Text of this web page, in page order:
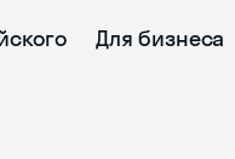
Для бизнеса